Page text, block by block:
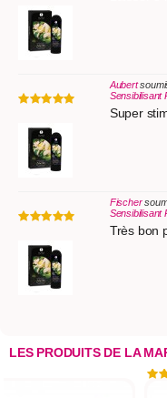
Aubert
Sensibilisant
Super
Fischer
Sensibilisant
Très bon
LES PRODUITS DE LA